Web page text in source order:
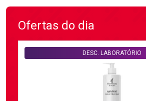
Ofertas do dia
DESC. LABORATÓRIO